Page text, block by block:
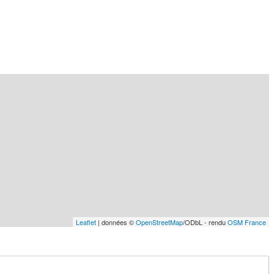
Leaflet | données ©OpenStreetMap/ODbL - renduOSM France